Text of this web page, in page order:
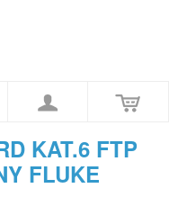
KAT.6 FTP
FLUKE